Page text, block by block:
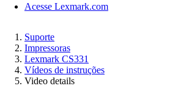
Acesse Lexmark.com
Suporte
Impressoras
Lexmark CS331
Vídeos de instruções
Video details